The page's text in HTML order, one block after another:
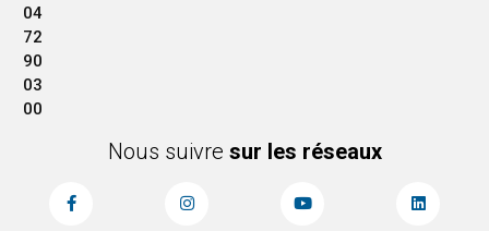
04
72
90
03
00
Nous suivre sur les réseaux